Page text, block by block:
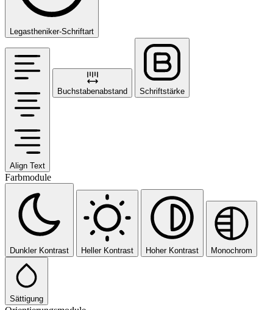
Legastheniker-Schriftart
Align Text
Buchstabenabstand Schriftstärke
Farbmodule
Dunkler Kontrast Heller Kontrast Hoher Kontrast Monochrom
Sättigung